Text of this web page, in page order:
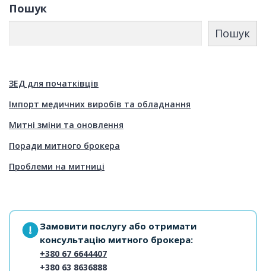
Пошук
Пошук
ЗЕД для початківців
Імпорт медичних виробів та обладнання
Митні зміни та оновлення
Поради митного брокера
Проблеми на митниці
Замовити послугу або отримати
консультацію митного брокера:
+380 67 6644407
+380 63 8636888